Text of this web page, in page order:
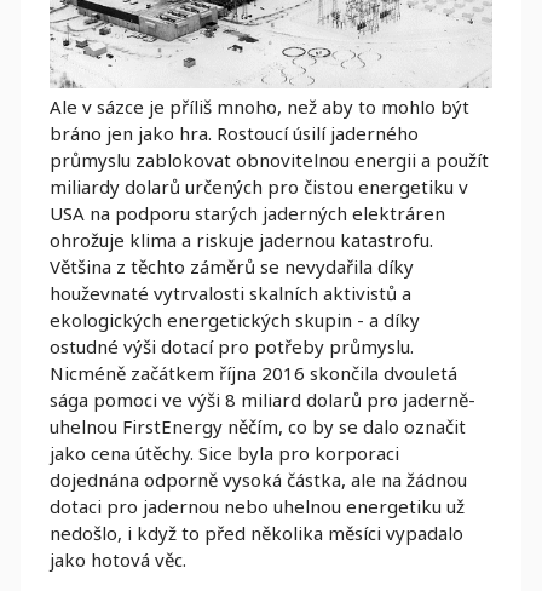
Ale v sázce je příliš mnoho, než aby to mohlo být
bráno jen jako hra. Rostoucí úsilí jaderného
průmyslu zablokovat obnovitelnou energii a použít
miliardy dolarů určených pro čistou energetiku v
USA na podporu starých jaderných elektráren
ohrožuje klima a riskuje jadernou katastrofu.
Většina z těchto záměrů se nevydařila díky
houževnaté vytrvalosti skalních aktivistů a
ekologických energetických skupin - a díky
ostudné výši dotací pro potřeby průmyslu.
Nicméně začátkem října 2016 skončila dvouletá
sága pomoci ve výši 8 miliard dolarů pro jaderně-
uhelnou FirstEnergy něčím, co by se dalo označit
jako cena útěchy. Sice byla pro korporaci
dojednána odporně vysoká částka, ale na žádnou
dotaci pro jadernou nebo uhelnou energetiku už
nedošlo, i když to před několika měsíci vypadalo
jako hotová věc.